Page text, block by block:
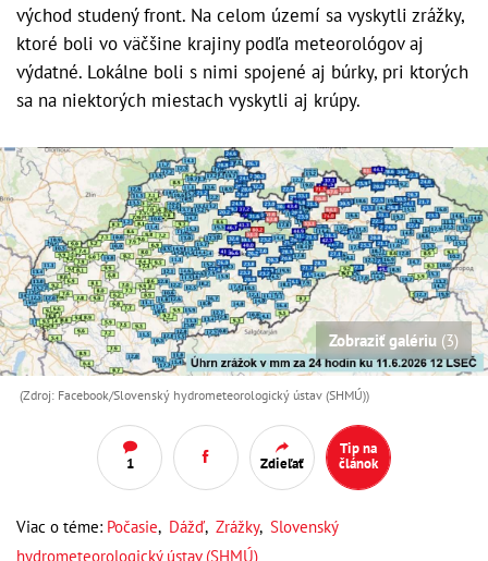
východ studený front. Na celom území sa vyskytli zrážky,
ktoré boli vo väčšine krajiny podľa meteorológov aj
výdatné. Lokálne boli s nimi spojené aj búrky, pri ktorých
sa na niektorých miestach vyskytli aj krúpy.
Zobraziť galériu (3)
(Zdroj: Facebook/Slovenský hydrometeorologický ústav (SHMÚ))
1 Zdieľať
Tip na
článok
Viac o téme: Počasie, Dážď, Zrážky, Slovenský
hydrometeorologický ústav (SHMÚ)